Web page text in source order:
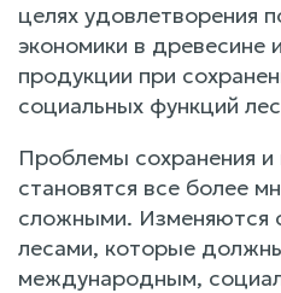
целях удовлетворения
экономики в древесине
продукции при
социальных функций
Проблемы сохранения и
становятся все более
сложными. Изменяются
лесами, которые
международным,